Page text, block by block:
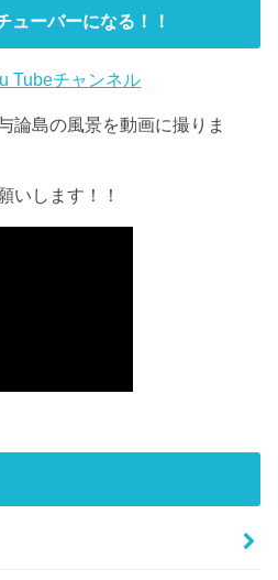
ューバーになる！！
Tubeチャンネル
論島の風景を動画に撮りま
いします！！